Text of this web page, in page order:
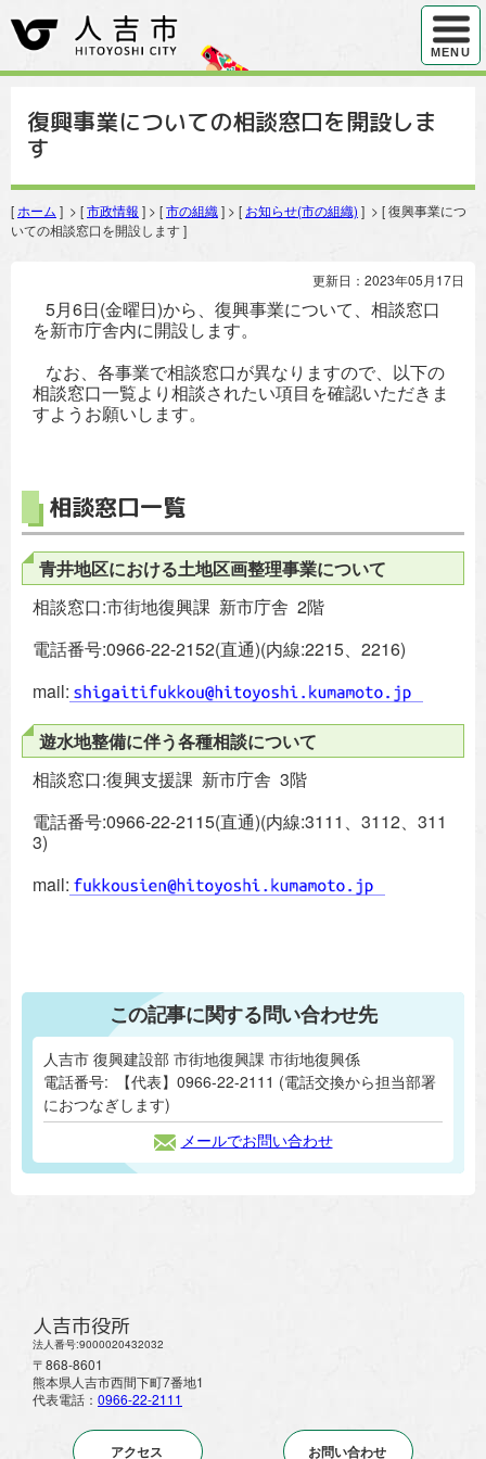
ハンバ
MENU
復興事業についての相談窓口を開設しま
す
[ ホーム ] > [市政情報 ] > [市の組織 ] > [ お知らせ(市の組織) ] > [ 復興事業につ
いての相談窓口を開設します ]
更新日：2023年05月17日
5月6日(金曜日)から、復興事業について、相談窓口
を新市庁舎内に開設します。
なお、各事業で相談窓口が異なりますので、以下の
相談窓口一覧より相談されたい項目を確認いただきま
すようお願いします。
相談窓口一覧
青井地区における土地区画整理事業について
相談窓口:市街地復興課 新市庁舎 2階
電話番号:0966-22-2152(直通)(内線:2215、2216)
mail:
遊水地整備に伴う各種相談について
相談窓口:復興支援課 新市庁舎 3階
電話番号:0966-22-2115(直通)(内線:3111、3112、311
3)
mail:
この記事に関する問い合わせ先
人吉市 復興建設部 市街地復興課 市街地復興係
電話番号:
【代表】0966-22-2111 (電話交換から担当部署
におつなぎします)
メールでお問い合わせ
人吉市役所
法人番号:9000020432032
〒868-8601
熊本県人吉市西間下町7番地1
代表電話： 0966-22-2111
アクセス お問い合わせ